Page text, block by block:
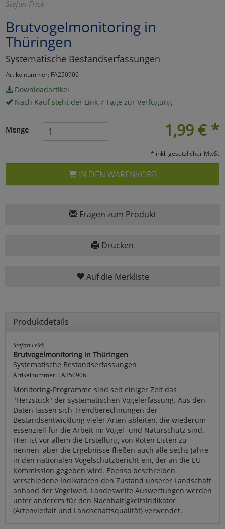
Stefan Frick
Brutvogelmonitoring in
Thüringen
Systematische Bestandserfassungen
Artikelnummer: FA250906
Downloadartikel
Nach Kauf steht der Link 7 Tage zur Verfügung
1,99 € *
Menge
* inkl. gesetzlicher MwSt
IN DEN WARENKORB
Fragen zum Produkt
Drucken
Auf die Merkliste
Produktdetails
Stefan Frick
Brutvogelmonitoring in Thüringen
Systematische Bestandserfassungen
Artikelnummer: FA250906
Monitoring-Programme sind seit einiger Zeit das
"Herzstück" der systematischen Vogelerfassung. Aus den
Daten lassen sich Trendberechnungen der
Bestandsentwicklung vieler Arten ableiten, die wiederum
essenziell für die Arbeit im Vogel- und Naturschutz sind.
Hier ist vor allem die Erstellung von Roten Listen zu
nennen, aber die Ergebnisse fließen auch alle sechs Jahre
in den nationalen Vogelschutzbericht ein, der an die EU-
Kommission gegeben wird. Ebenso beschreiben
verschiedene Indikatoren den Zustand unserer Landschaft
anhand der Vogelwelt. Landesweite Auswertungen werden
unter anderem für den Nachhaltigkeitsindikator
(Artenvielfalt und Landschaftsqualität) verwendet.
Umfragetools
Cookies
Einstellungen speichern
zu Haupptseite